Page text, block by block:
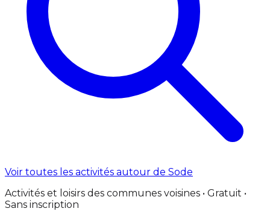
Voir toutes les activités autour de Sode
Activités et loisirs des communes voisines • Gratuit •
Sans inscription